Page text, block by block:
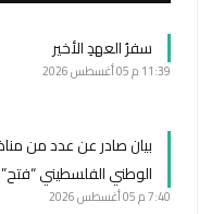
سفرُ العهدِ الأخير
11:39 م 05 أغسطس 2026
بيان صادر عن عدد من
الوطني الفلسطيني “فتح”
7:40 م 05 أغسطس 2026